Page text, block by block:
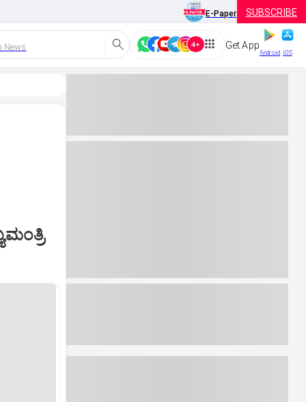
E-Paper SUBSCRIBE
News Get App
Android iOS